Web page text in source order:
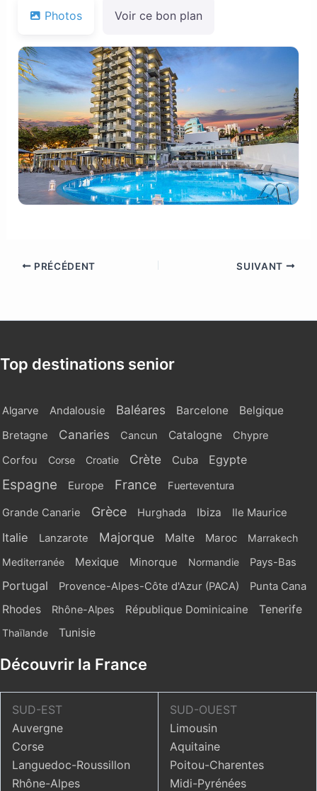
Photos Voir ce bon plan
PRÉCÉDENT SUIVANT
Top destinations senior
Algarve Andalousie Baléares Barcelone Belgique
Bretagne Canaries Cancun Catalogne
Chypre
Corfou
Corse Croatie Crète Cuba Egypte
Espagne Europe France Fuerteventura
Grande Canarie Grèce Hurghada Ibiza Ile Maurice
Italie Lanzarote Majorque Malte Maroc
Marrakech
Mediterranée
Mexique Minorque Normandie Pays-Bas
Portugal Provence-Alpes-Côte d'Azur (PACA) Punta Cana
Rhodes Rhône-Alpes République Dominicaine Tenerife
Thaïlande Tunisie
Découvrir la France
SUD-EST
Auvergne
Corse
Languedoc-Roussillon
Rhône-Alpes
SUD-OUEST
Limousin
Aquitaine
Poitou-Charentes
Midi-Pyrénées